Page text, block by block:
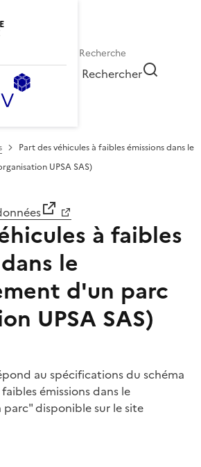
Rechercher
Part des véhicules à faibles émissions dans le
UPSA SAS)
à faibles
le
d'un parc
UPSA SAS)
au spécifications du schéma
émissions dans le
disponible sur le site